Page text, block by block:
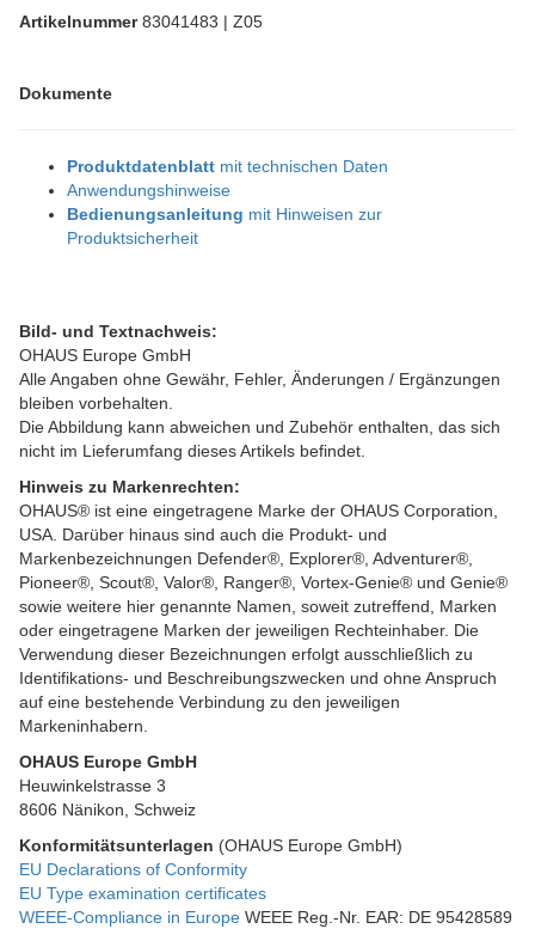
Artikelnummer83041483 | Z05
Dokumente
Produktdatenblatt mit technischen Daten
Anwendungshinweise
Bedienungsanleitung mit Hinweisen zur
Produktsicherheit
Bild- und Textnachweis:
OHAUS Europe GmbH
Alle Angaben ohne Gewähr, Fehler, Änderungen / Ergänzungen
bleiben vorbehalten.
Die Abbildung kann abweichen und Zubehör enthalten, das sich
nicht im Lieferumfang dieses Artikels befindet.
Hinweis zu Markenrechten:
OHAUS® ist eine eingetragene Marke der OHAUS Corporation,
USA. Darüber hinaus sind auch die Produkt- und
Markenbezeichnungen Defender®, Explorer®, Adventurer®,
Pioneer®, Scout®, Valor®, Ranger®, Vortex-Genie® und Genie®
sowie weitere hier genannte Namen, soweit zutreffend, Marken
oder eingetragene Marken der jeweiligen Rechteinhaber. Die
Verwendung dieser Bezeichnungen erfolgt ausschließlich zu
Identifikations- und Beschreibungszwecken und ohne Anspruch
auf eine bestehende Verbindung zu den jeweiligen
Markeninhabern.
OHAUS Europe GmbH
Heuwinkelstrasse 3
8606 Nänikon, Schweiz
Konformitätsunterlagen (OHAUS Europe GmbH)
EU Declarations of Conformity
EU Type examination certificates
WEEE-Compliance in Europe WEEE Reg.-Nr. EAR: DE 95428589